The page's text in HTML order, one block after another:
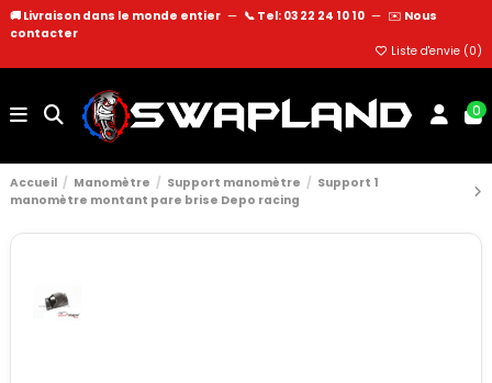
🚚 Livraison dans le monde entier — 📞 Tel: 03 22 24 10 10 — ✉️ Nous
contacter
Liste d'envie (0)
0
Accueil Manomètre Support manomètre
Support 1
manomètre montant pare brise Depo racing